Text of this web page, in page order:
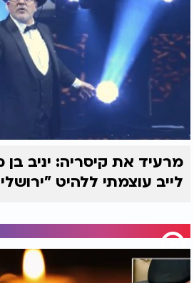
מרעיד את קיסריה: יניב בן
לייב עוצמתי ללהיט